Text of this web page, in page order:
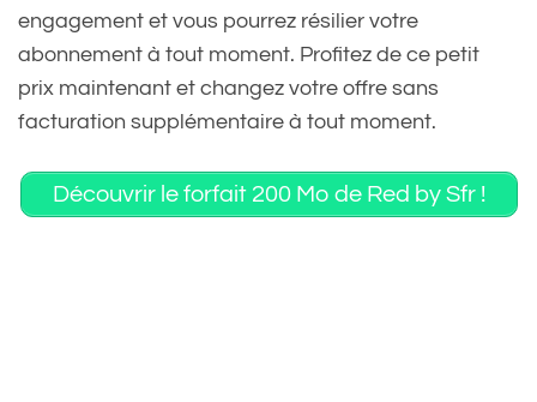
engagement et vous pourrez résilier votre
abonnement à tout moment. Profitez de ce petit
prix maintenant et changez votre offre sans
facturation supplémentaire à tout moment.
Découvrir le forfait 200 Mo de Red by Sfr !